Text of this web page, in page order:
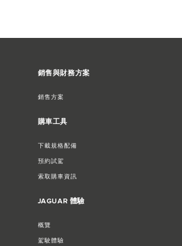
銷售與財務方案
銷售方案
購車工具
下載規格配備
預約試駕
索取購車資訊​
JAGUAR 體驗
概覽
駕駛體驗